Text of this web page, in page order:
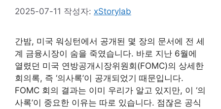
2025-07-11 작성자: xStorylab
간밤, 미국 워싱턴에서 공개된 몇 장의 문서에 전 세
계 금융시장이 숨을 죽였습니다. 바로 지난 6월에
열렸던 미국 연방공개시장위원회(FOMC)의 상세한
회의록, 즉 ‘의사록’이 공개되었기 때문입니다.
FOMC 회의 결과는 이미 우리가 알고 있지만, 이 ‘의
사록’이 중요한 이유는 따로 있습니다. 점잖은 공식